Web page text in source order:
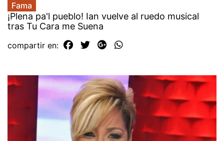
Fama
¡Plena pa'l pueblo! Ian vuelve al ruedo musical
tras Tu Cara me Suena
compartir en: